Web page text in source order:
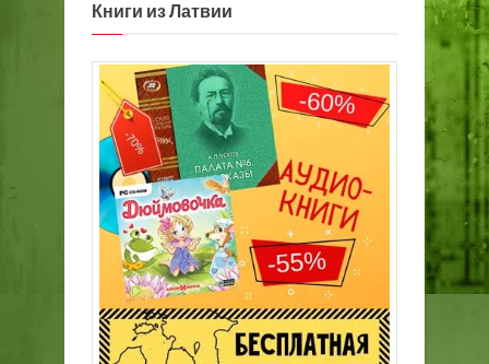
Книги из Латвии